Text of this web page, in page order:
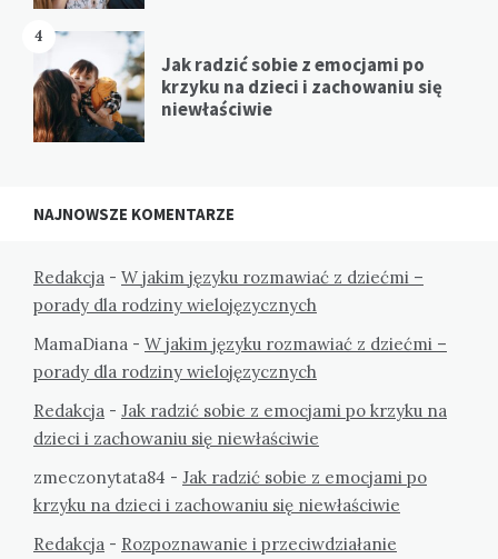
4
Jak radzić sobie z emocjami po
krzyku na dzieci i zachowaniu się
niewłaściwie
NAJNOWSZE KOMENTARZE
Redakcja - W jakim języku rozmawiać z dziećmi –
porady dla rodziny wielojęzycznych
MamaDiana - W jakim języku rozmawiać z dziećmi –
porady dla rodziny wielojęzycznych
Redakcja - Jak radzić sobie z emocjami po krzyku na
dzieci i zachowaniu się niewłaściwie
zmeczonytata84 - Jak radzić sobie z emocjami po
krzyku na dzieci i zachowaniu się niewłaściwie
Redakcja - Rozpoznawanie i przeciwdziałanie